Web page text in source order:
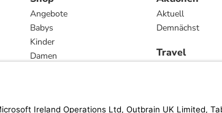
Angebote
Babys
Kinder
Damen
Aktuell
Demnächst
Travel